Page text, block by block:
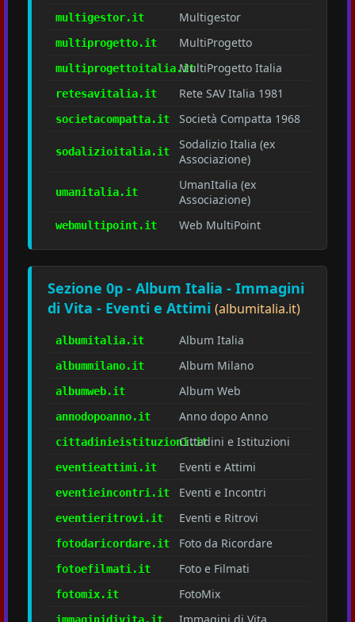
multigestor.it Multigestor
multiprogetto.it MultiProgetto
multiprogettoitalia.itMultiProgetto Italia
retesavitalia.it Rete SAV Italia 1981
societacompatta.it Società Compatta 1968
sodalizioitalia.it
Sodalizio Italia (ex
Associazione)
umanitalia.it
UmanItalia (ex
Associazione)
webmultipoint.it Web MultiPoint
Sezione 0p - Album Italia - Immagini
di Vita - Eventi e Attimi (albumitalia.it)
albumitalia.it Album Italia
albummilano.it Album Milano
albumweb.it Album Web
annodopoanno.it Anno dopo Anno
cittadinieistituzioni.itCittadini e Istituzioni
eventieattimi.it Eventi e Attimi
eventieincontri.it Eventi e Incontri
eventieritrovi.it Eventi e Ritrovi
fotodaricordare.it Foto da Ricordare
fotoefilmati.it Foto e Filmati
fotomix.it FotoMix
immaginidivita.it